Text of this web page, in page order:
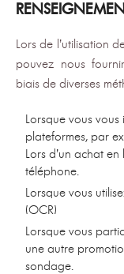
Lors de l’utilisation
pouvez nous
biais de diverses
Lorsque vous vous
plateformes, par
Lors d’un achat
téléphone.
Lorsque vous
(OCR)
Lorsque vous
une autre
sondage.